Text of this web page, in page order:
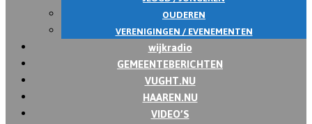
OUDEREN
VERENIGINGEN / EVENEMENTEN
wijkradio
GEMEENTEBERICHTEN
VUGHT.NU
HAAREN.NU
VIDEO’S